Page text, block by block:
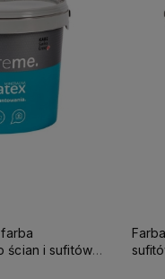
ścian i sufitów